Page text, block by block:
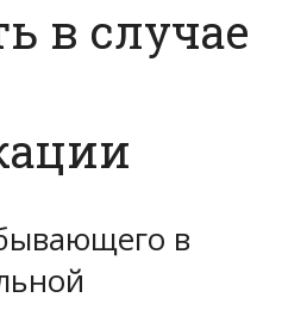
в случае
в